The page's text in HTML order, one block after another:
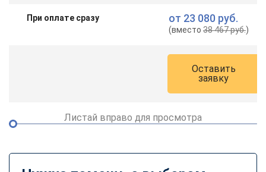
При оплате сразу от 23 080 руб.
(вместо38 467 руб.)
Оставить
заявку
Листай вправо для просмотра